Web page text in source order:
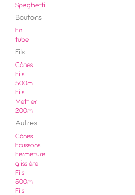
Spaghetti
Boutons
En
tube
Fils
Cônes
Fils
500m
Fils
Mettler
200m
Autres
Cônes
Ecussons
Fermeture
glissière
Fils
500m
Fils